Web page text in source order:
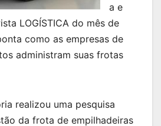
a e
LOGÍSTICA do mês de
como as empresas de
administram suas frotas
realizou uma pesquisa
da frota de empilhadeiras